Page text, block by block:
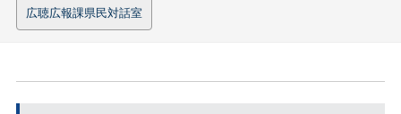
広聴広報課県民対話室